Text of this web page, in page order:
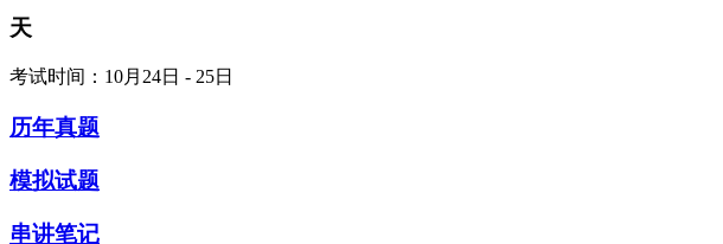
天
考试时间：10月24日 - 25日
历年真题
模拟试题
串讲笔记